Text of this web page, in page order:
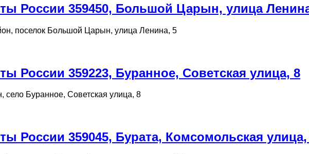
России 359450, Большой Царын, улица
поселок Большой Царын, улица Ленина, 5
России 359223, Буранное, Советская улица, 8
село Буранное, Советская улица, 8
России 359045, Бурата, Комсомольская улица,